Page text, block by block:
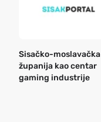
Sisačko-moslavačka
županija kao centar
gaming industrije